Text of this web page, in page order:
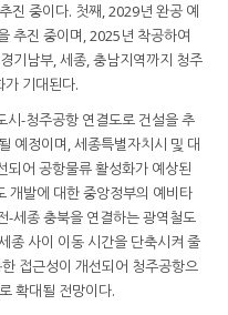
진 중이다. 첫째, 2029년 완공 예
추진 중이며, 2025년 착공하여
기남부, 세종, 충남지역까지 청주
기대된다.
-청주공항 연결도로 건설을 추
예정이며, 세종특별자치시 및 대
되어 공항물류 활성화가 예상된
개발에 대한 중앙정부의 예비타
-세종 충북을 연결하는 광역철도
종 사이 이동 시간을 단축시켜 줄
접근성이 개선되어 청주공항으
확대될 전망이다.